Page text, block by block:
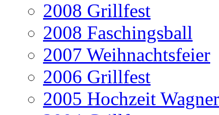
2008 Grillfest
2008 Faschingsball
2007 Weihnachtsfeier
2006 Grillfest
2005 Hochzeit